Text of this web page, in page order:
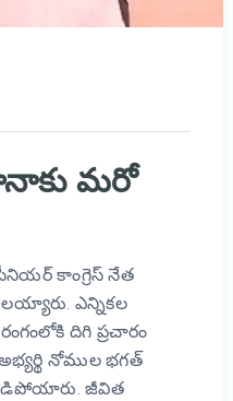
మరో
కాంగ్రెస్ నేత
ఎన్నికల
దిగి ప్రచారం
నోముల భగత్
జీవిత